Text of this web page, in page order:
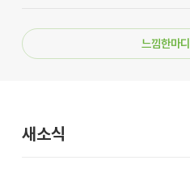
느낌한마디
새소식